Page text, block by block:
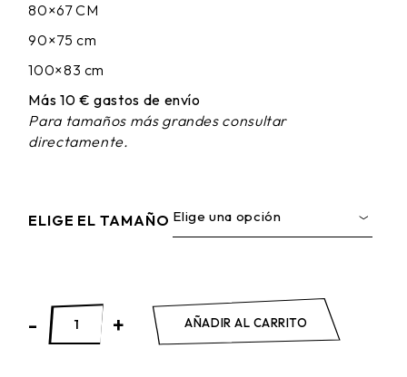
80×67 CM
90×75 cm
100×83 cm
Más 10 € gastos de envío
Para tamaños más grandes consultar
directamente.
ELIGE EL TAMAÑO Elige una opción
LA EXTRAÑA HABITACIÓN quantity
- + AÑADIR AL CARRITO